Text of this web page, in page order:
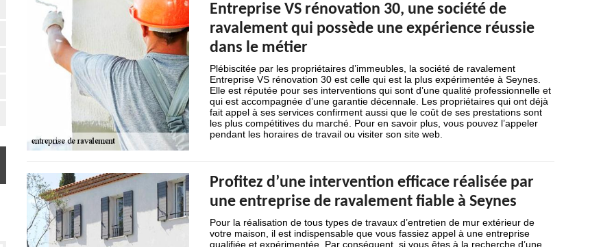
Entreprise VS rénovation 30, une société de
ravalement qui possède une expérience réussie
dans le métier
Plébiscitée par les propriétaires d’immeubles, la société de ravalement
Entreprise VS rénovation 30 est celle qui est la plus expérimentée à Seynes.
Elle est réputée pour ses interventions qui sont d’une qualité professionnelle et
qui est accompagnée d’une garantie décennale. Les propriétaires qui ont déjà
fait appel à ses services confirment aussi que le coût de ses prestations sont
les plus compétitives du marché. Pour en savoir plus, vous pouvez l’appeler
pendant les horaires de travail ou visiter son site web.
Profitez d’une intervention efficace réalisée par
une entreprise de ravalement fiable à Seynes
Pour la réalisation de tous types de travaux d’entretien de mur extérieur de
votre maison, il est indispensable que vous fassiez appel à une entreprise
qualifiée et expérimentée. Par conséquent, si vous êtes à la recherche d’une